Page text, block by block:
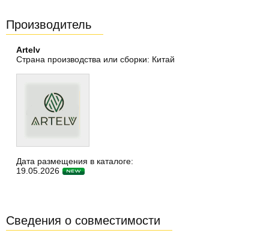
Производитель
Artelv
Страна производства или сборки: Китай
Дата размещения в каталоге:
19.05.2026
Сведения о совместимости